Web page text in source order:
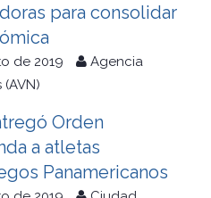
para consolidar
de 2019
Agencia
Orden
a atletas
Panamericanos